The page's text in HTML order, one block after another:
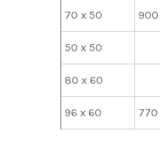
70 x 50 900
50 x 50
80 x 60
96 x 60 770